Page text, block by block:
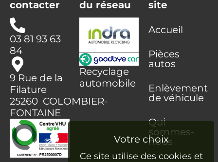
contacter
03 81 93 63
84
9 Rue de la
Filature
25260 COLOMBIER-
FONTAINE
du réseau
Recyclage
automobile
site
Accueil
Pièces
autos
Enlèvement
de véhicule
Qui
sommes-
nous
Ce site utilise des cookies et